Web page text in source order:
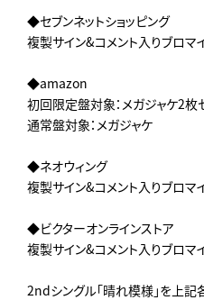
◆セブンネットショッピング
複製サイン&コメント入りブロマイ
◆amazon
初回限定盤対象：メガジャケ2枚
通常盤対象：メガジャケ
◆ネオウィング
複製サイン&コメント入りブロマイ
◆ビクターオンラインストア
複製サイン&コメント入りブロマイ
2ndシングル「晴れ模様」を上記